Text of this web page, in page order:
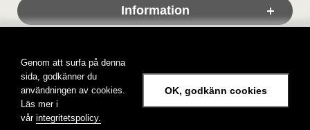
Genom att surfa på denna
sida, godkänner du
användningen av cookies.
Läs mer i
vår integritetspolicy.
OK, godkänn cookies
Information
Tvålshoppen, tvål på nätet!